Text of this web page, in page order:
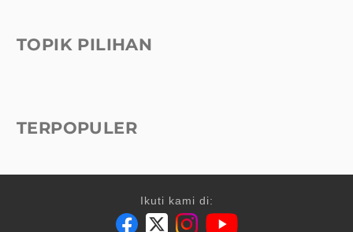
TOPIK PILIHAN
TERPOPULER
Ikuti kami di: